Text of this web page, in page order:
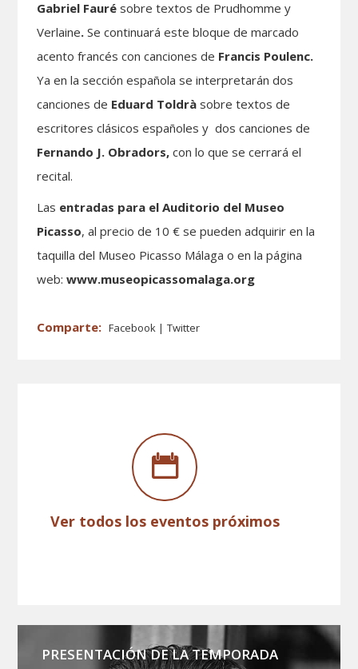
Gabriel Faurésobre textos de Prudhomme y
Verlaine.Se continuará este bloque de marcado
acento francés con canciones de Francis Poulenc.
Ya en la sección española se interpretarán dos
canciones de Eduard Toldràsobre textos de
escritores clásicos españoles y dos canciones de
Fernando J. Obradors,con lo que se cerrará el
recital.
Las entradas para el Auditorio del Museo
Picasso, al precio de 10 € se pueden adquirir en la
taquilla del Museo Picasso Málaga o en la página
web:www.museopicassomalaga.org
Facebook Twitter
Ver todos los eventos próximos
PRESENTACIÓN DE LA TEMPORADA